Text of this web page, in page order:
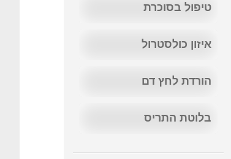
טיפול בסוכרת
איזון כולסטרול
הורדת לחץ דם
בלוטת התריס